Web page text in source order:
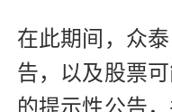
在此期间，众
告，以及股票